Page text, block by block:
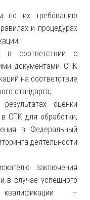
по их требованию
и процедурах
в соответствии с
документами СПК
на соответствие
стандарта;
оценки
СПК для обработки,
в Федеральный
деятельности
заключения
в случае успешного
–